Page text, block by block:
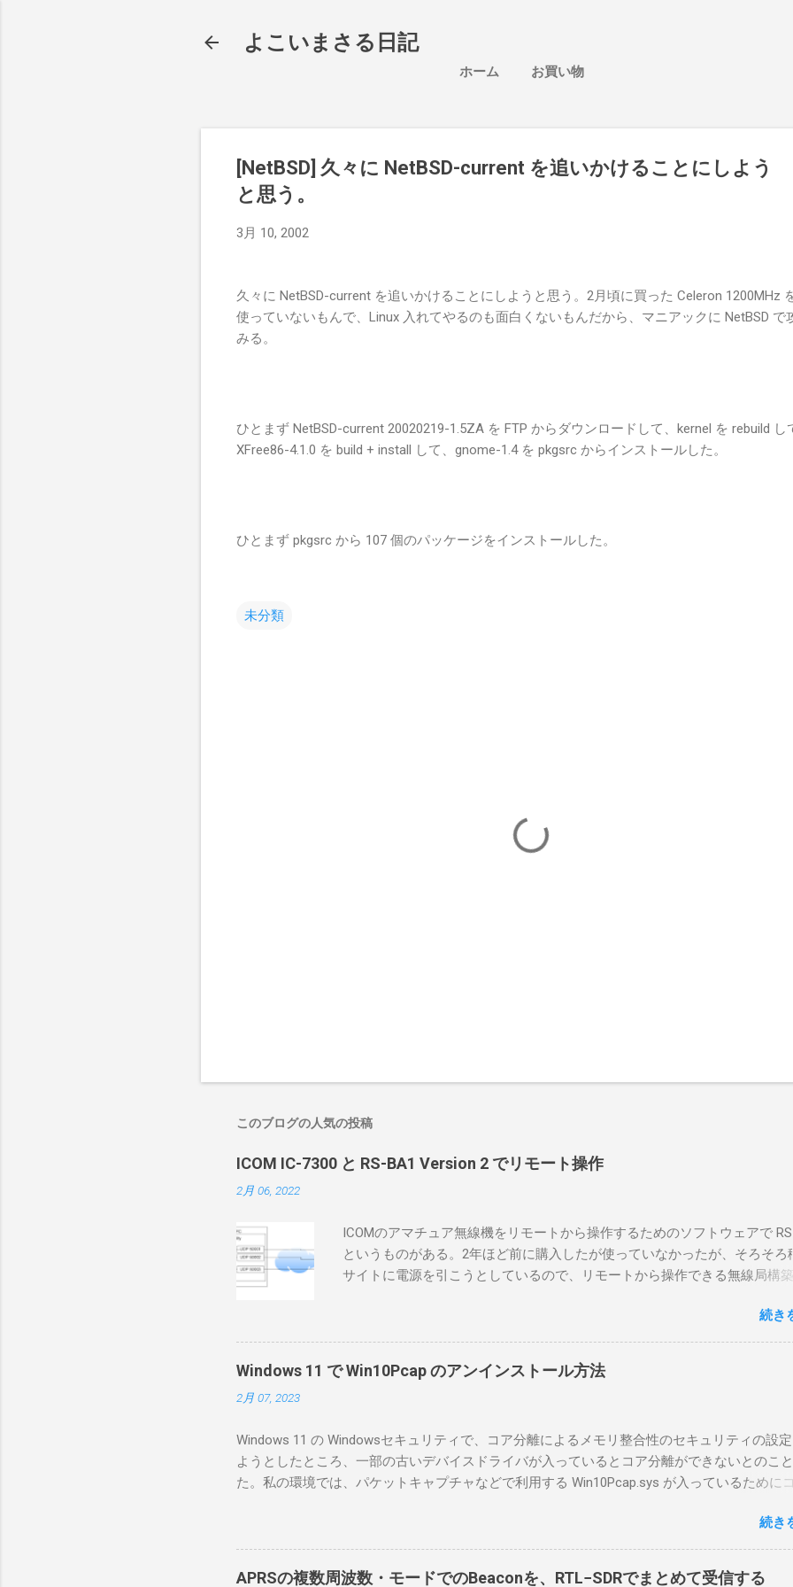
よこいまさる日記
ホーム お買い物
[NetBSD] 久々に NetBSD-current を追いかけることにしよう
と思う。
3月 10, 2002
久々に NetBSD-current を追いかけることにしようと思う。2月頃に買った Celeron 1200MHz
使っていないもんで、Linux 入れてやるのも面白くないもんだから、マニアックに NetBSD で
みる。
ひとまず NetBSD-current 20020219-1.5ZA を FTP からダウンロードして、kernel を rebuild し
XFree86-4.1.0 を build + install して、gnome-1.4 を pkgsrc からインストールした。
ひとまず pkgsrc から 107 個のパッケージをインストールした。
未分類
このブログの人気の投稿
ICOM IC-7300 と RS-BA1 Version 2 でリモート操作
2月 06, 2022
ICOMのアマチュア無線機をリモートから操作するためのソフトウェアで
というものがある。2年ほど前に購入したが使っていなかったが、そろそろ
サイトに電源を引こうとしているので、リモートから操作できる無線局構
ろうと思ったのだが、ちっともそんなに簡単につながらなかった。という
で、ハマリポイントを明示しながら、私なりの解説を書いてみる。 基本的
RS-BA1を使う場合は、下記のこれらものが必要である ICOMの無線機。 今
が持っているIC-7300を使う。 無線機側(サーバ側) のWindows PC。 今回は
が少ないかなと思って。 操作側 (クライアント側) の Windows PC。 今回は
にあるマウスコンピュータのWindows 11が入ったPC 操作側で音声を使っ
を行うならば、相応なマイクなど。 そして、リモート操作を行うソフトウ
私の理解した無線機からサーバPC、クライアントPCまでの流れはこの様に
ている。 無線機内では、USB Hubの先にUSB SerialとUSB Audio がつながっ
る。USB Serialは無線機のマイコンとつながり、CI-Vでのコマンドが交換で
続き
Windows 11 で Win10Pcap のアンインストール方法
2月 07, 2023
Windows 11 の Windowsセキュリティで、コア分離によるメモリ整合性のセキュリティの設
ようとしたところ、一部の古いデバイスドライバが入っているとコア分離ができないとのこ
た。私の環境では、パケットキャプチャなどで利用する Win10Pcap.sys が入っているために
ンストールできなかったので、どのように実行すればよいのか調べながら実施しました。結
ては pnputil というコマンドを用いればよかったです。 まずは管理者権限でTerminalを実行し
す。 Windows terminal をインストールした環境でしたので、PowerShellが起動しました。
続き
APRSの複数周波数・モードでのBeaconを、RTL−SDRでまとめて受信する